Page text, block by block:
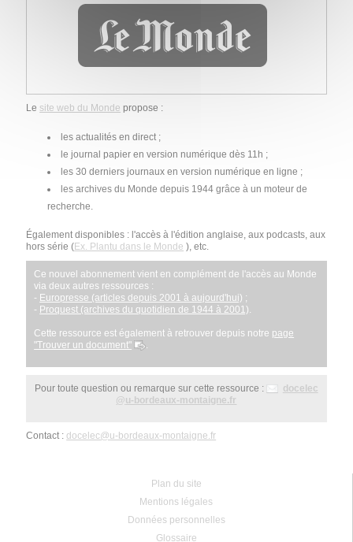
Le site web du Monde propose :
les actualités en direct ;
le journal papier en version numérique dès 11h ;
les 30 derniers journaux en version numérique en ligne ;
les archives du Monde depuis 1944 grâce à un moteur de
recherche.
Également disponibles : l'accès à l'édition anglaise, aux podcasts, aux
hors série (Ex. Plantu dans le Monde ), etc.
Ce nouvel abonnement vient en complément de l'accès au Monde
via deux autres ressources :
- Europresse (articles depuis 2001 à aujourd'hui) ;
- Proquest (archives du quotidien de 1944 à 2001).
Cette ressource est également à retrouver depuis notre page
"Trouver un document"
.
Pour toute question ou remarque sur cette ressource :
docelec
@u-bordeaux-montaigne.fr
Contact :docelec@u-bordeaux-montaigne.fr
Plan du site
Mentions légales
Données personnelles
Glossaire